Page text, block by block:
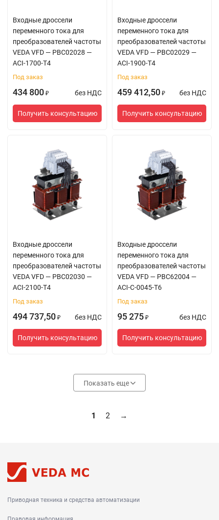
Входные дроссели
переменного тока для
преобразователей частоты
VEDA VFD — PBC02028 —
ACI-1700-T4
Под заказ
434 800 ₽ без НДС
Получить консультацию
Входные дроссели
переменного тока для
преобразователей частоты
VEDA VFD — PBC02029 —
ACI-1900-T4
Под заказ
459 412,50 ₽ без НДС
Получить консультацию
Входные дроссели
переменного тока для
преобразователей частоты
VEDA VFD — PBC02030 —
ACI-2100-T4
Под заказ
494 737,50 ₽ без НДС
Получить консультацию
Входные дроссели
переменного тока для
преобразователей частоты
VEDA VFD — PBC62004 —
ACI-C-0045-T6
Под заказ
95 275 ₽ без НДС
Получить консультацию
Показать еще
1 2 →
Приводная техника и средства автоматизации